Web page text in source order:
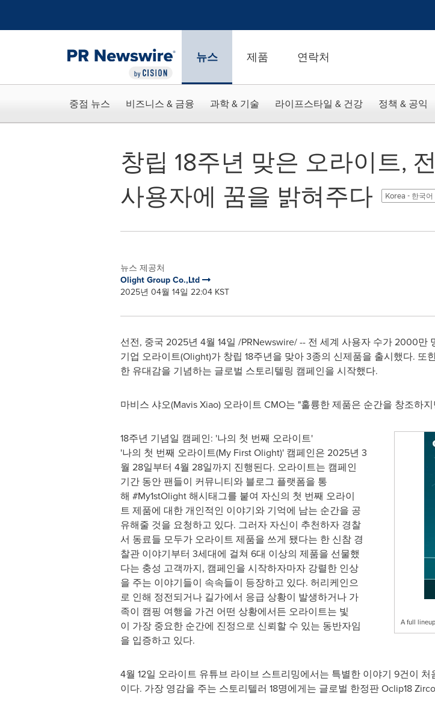
뉴스 제품 연락처
중점 뉴스 비즈니스 & 금융 과학 & 기술 라이프스타일 & 건강 정책 & 공익
창립 18주년 맞은 오라이트,
사용자에 꿈을 밝혀주다
Korea - 한국어
뉴스 제공처
Olight Group Co.,Ltd
2025년 04월 14일 22:04 KST
선전, 중국 2025년 4월 14일 /PRNewswire/ -- 전 세계 사용자 수가 2000
기업 오라이트(Olight)가 창립 18주년을 맞아 3종의 신제품을 출시했다.
한 유대감을 기념하는 글로벌 스토리텔링 캠페인을 시작했다.
마비스 샤오(Mavis Xiao) 오라이트 CMO는 "훌륭한 제품은 순간을 창조하
A full
18주년 기념일 캠페인: '나의 첫 번째 오라이트'
'나의 첫 번째 오라이트(My First Olight)' 캠페인은 2025년 3
월 28일부터 4월 28일까지 진행된다. 오라이트는 캠페인
기간 동안 팬들이 커뮤니티와 블로그 플랫폼을 통
해 #My1stOlight 해시태그를 붙여 자신의 첫 번째 오라이
트 제품에 대한 개인적인 이야기와 기억에 남는 순간을 공
유해줄 것을 요청하고 있다. 그러자 자신이 추천하자 경찰
서 동료들 모두가 오라이트 제품을 쓰게 됐다는 한 신참 경
찰관 이야기부터 3세대에 걸쳐 6대 이상의 제품을 선물했
다는 충성 고객까지, 캠페인을 시작하자마자 강렬한 인상
을 주는 이야기들이 속속들이 등장하고 있다. 허리케인으
로 인해 정전되거나 길가에서 응급 상황이 발생하거나 가
족이 캠핑 여행을 가건 어떤 상황에서든 오라이트는 빛
이 가장 중요한 순간에 진정으로 신뢰할 수 있는 동반자임
을 입증하고 있다.
4월 12일 오라이트 유튜브 라이브 스트리밍에서는 특별한 이야기 9건이
이다. 가장 영감을 주는 스토리텔러 18명에게는 글로벌 한정판 Oclip18